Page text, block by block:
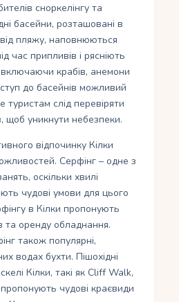
сноркелінгу та
басейни, розташовані в
пляжу, наповнюються
час припливів і рясніють
крабів, анемони
до басейнів можливий
туристам слід перевіряти
щоб уникнути небезпеки.
відпочинку Кілки
Серфінг – одне з
оскільки хвилі
чудові умови для цього
в Кілки пропонують
та оренду обладнання.
також популярні,
водах бухти. Пішохідні
Кілки, такі як Cliff Walk,
чудові краєвиди